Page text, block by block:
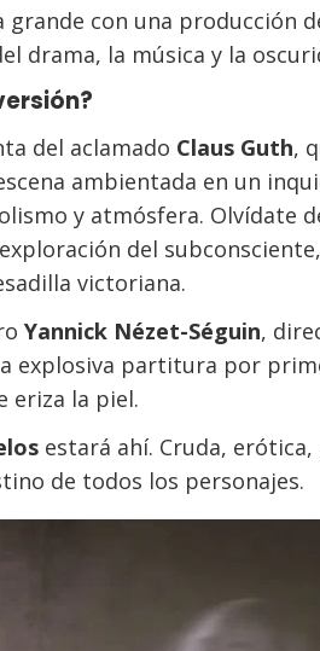
grande con una producción
drama, la música y la
del aclamado Claus Guth,
ambientada en un
y atmósfera. Olvídate
del
victoriana.
Yannick Nézet-Séguin,
explosiva partitura por
eriza la piel.
estará ahí. Cruda,
de todos los personajes.